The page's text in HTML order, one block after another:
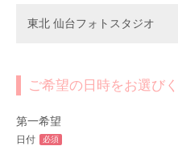
東北 仙台フォトスタジオ
ご希望の日時をお選び
第一希望
日付 必須